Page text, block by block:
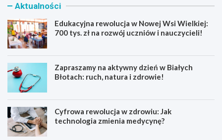
Aktualności
Edukacyjna rewolucja w Nowej Wsi Wielkiej:
700 tys. zł na rozwój uczniów i nauczycieli!
Zapraszamy na aktywny dzień w Białych
Błotach: ruch, natura i zdrowie!
Cyfrowa rewolucja w zdrowiu: Jak
technologia zmienia medycynę?